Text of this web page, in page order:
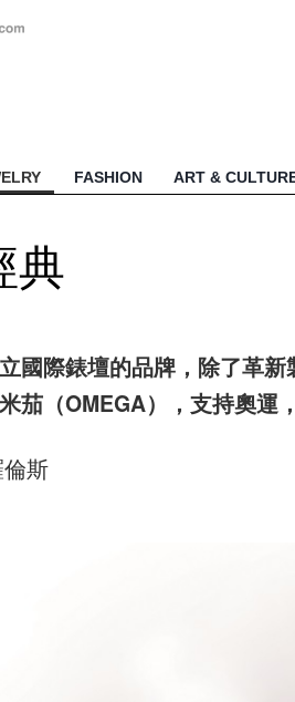
FASHION ART &
典
國際錶壇的品牌，除了革
茄（OMEGA），支持奧運
斯